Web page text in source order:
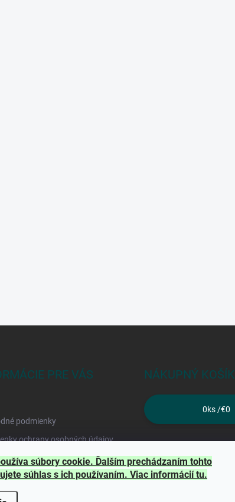
súbory cookie. Ďalším prechádzaním tohto
súhlas s ich používaním. Viac informáciítu.
PRE VÁS
podmienky
ochrany osobných údajov
NÁKUPNÝ KOŠÍK
0ks /€0